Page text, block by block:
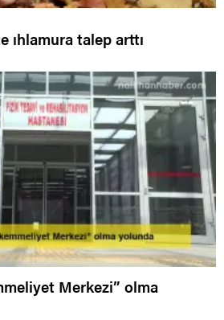
ıhlamura talep arttı
Merkezi” olma